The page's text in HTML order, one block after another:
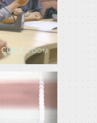
CLICKZOOM